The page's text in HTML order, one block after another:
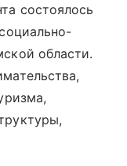
состоялось
области.